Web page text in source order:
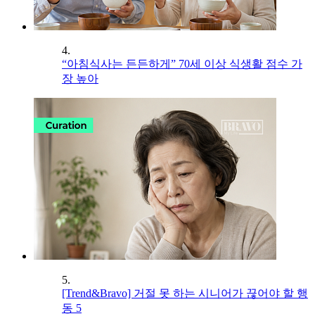
4.
“아침식사는 든든하게” 70세 이상 식생활 점수 가
장 높아
5.
[Trend&Bravo] 거절 못 하는 시니어가 끊어야 할 행
동 5